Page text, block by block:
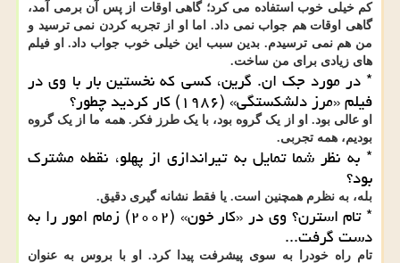
کم خیلی خوب استفاده می کرد؛ گاهی اوقات از پس آن برمی آمد،
گاهی اوقات هم جواب نمی داد. اما او از تجربه کردن نمی ترسید و
من هم نمی ترسیدم. بدین سبب این خیلی خوب جواب داد. او فیلم
های زیادی برای من ساخت.
* در مورد جک ان. گرین، کسی که نخستین بار با وی در
فیلم «مرز دلشکستگی» (۱۹۸۶) کار کردید چطور؟
او عالی بود. او از یک گروه بود، با یک طرز فکر. همه ما از یک گروه
بودیم، همه تجربی.
* به نظر شما تمایل به تیراندازی از پهلو، نقطه مشترک
بود؟
بله، به نظرم همچنین است. یا فقط نشانه گیری دقیق.
* تام استرن؟ وی در «کار خون» (۲۰۰۲) زمام امور را به
دست گرفت...
تام راه خودرا به سوی پیشرفت پیدا کرد. او با بروس به عنوان